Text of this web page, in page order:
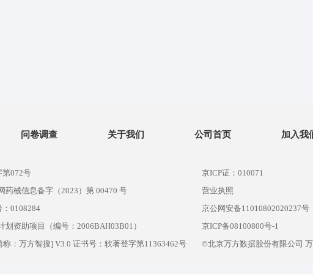
问卷调查 关于我们 公司首页 加入我
第072号
药械信息备字（2023）第 00470 号
0108284
资助项目（编号：2006BAH03B01）
：万方智搜] V3.0 证书号：软著登字第11363462号
京ICP证：010071
营业执照
京公网安备11010802020237号
京ICP备08100800号-1
©北京万方数据股份有限公司